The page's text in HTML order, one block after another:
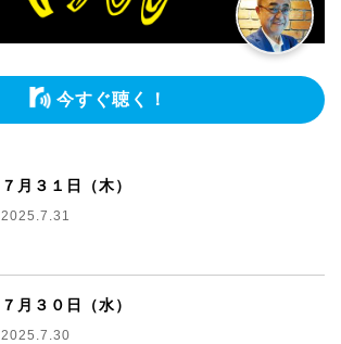
今すぐ聴く！
７月３１日（木）
2025.7.31
７月３０日（水）
2025.7.30